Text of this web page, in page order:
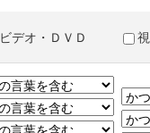
ビデオ・ＤＶＤ